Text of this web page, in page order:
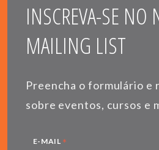
INSCREVA-SE NO
MAILING LIST
Preencha o formulário e
sobre eventos, cursos e
E-MAIL *